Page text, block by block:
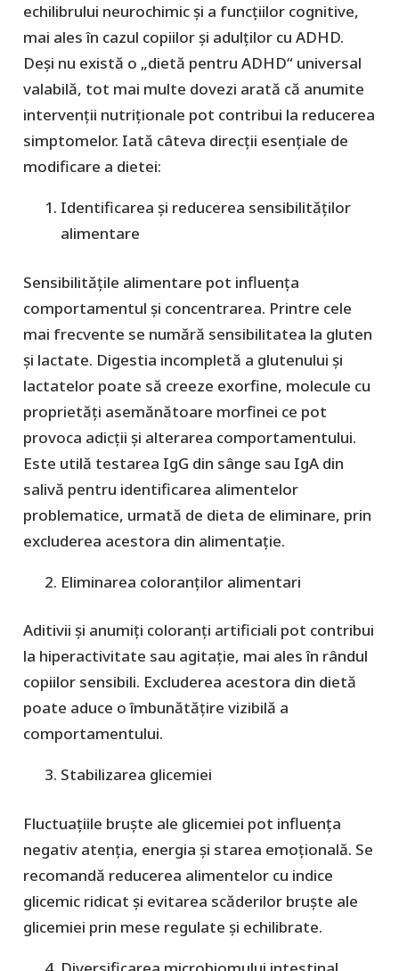
echilibrului neurochimic și a funcțiilor cognitive,
mai ales în cazul copiilor și adulților cu ADHD.
Deși nu există o „dietă pentru ADHD“ universal
valabilă, tot mai multe dovezi arată că anumite
intervenții nutriționale pot contribui la reducerea
simptomelor. Iată câteva direcții esențiale de
modificare a dietei:
Identificarea și reducerea sensibilităților
alimentare
Sensibilitățile alimentare pot influența
comportamentul și concentrarea. Printre cele
mai frecvente se numără sensibilitatea la gluten
și lactate. Digestia incompletă a glutenului și
lactatelor poate să creeze exorfine, molecule cu
proprietăți asemănătoare morfinei ce pot
provoca adicții și alterarea comportamentului.
Este utilă testarea IgG din sânge sau IgA din
salivă pentru identificarea alimentelor
problematice, urmată de dieta de eliminare, prin
excluderea acestora din alimentație.
Eliminarea coloranților alimentari
Aditivii și anumiți coloranți artificiali pot contribui
la hiperactivitate sau agitație, mai ales în rândul
copiilor sensibili. Excluderea acestora din dietă
poate aduce o îmbunătățire vizibilă a
comportamentului.
Stabilizarea glicemiei
Fluctuațiile bruște ale glicemiei pot influența
negativ atenția, energia și starea emoțională. Se
recomandă reducerea alimentelor cu indice
glicemic ridicat și evitarea scăderilor bruște ale
glicemiei prin mese regulate și echilibrate.